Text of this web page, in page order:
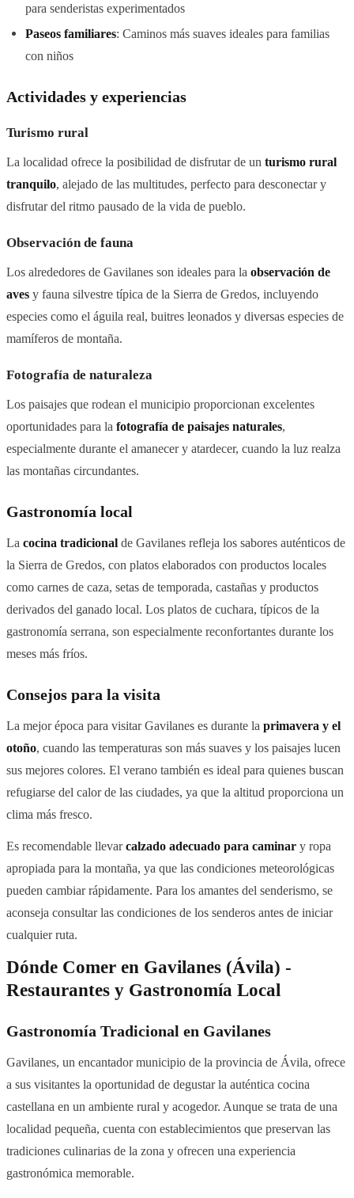
para senderistas experimentados
Paseos familiares: Caminos más suaves ideales para familias
con niños
Actividades y experiencias
Turismo rural
La localidad ofrece la posibilidad de disfrutar de un turismo rural
tranquilo, alejado de las multitudes, perfecto para desconectar y
disfrutar del ritmo pausado de la vida de pueblo.
Observación de fauna
Los alrededores de Gavilanes son ideales para la observación de
aves y fauna silvestre típica de la Sierra de Gredos, incluyendo
especies como el águila real, buitres leonados y diversas especies de
mamíferos de montaña.
Fotografía de naturaleza
Los paisajes que rodean el municipio proporcionan excelentes
oportunidades para la fotografía de paisajes naturales,
especialmente durante el amanecer y atardecer, cuando la luz realza
las montañas circundantes.
Gastronomía local
La cocina tradicional de Gavilanes refleja los sabores auténticos de
la Sierra de Gredos, con platos elaborados con productos locales
como carnes de caza, setas de temporada, castañas y productos
derivados del ganado local. Los platos de cuchara, típicos de la
gastronomía serrana, son especialmente reconfortantes durante los
meses más fríos.
Consejos para la visita
La mejor época para visitar Gavilanes es durante la primavera y el
otoño, cuando las temperaturas son más suaves y los paisajes lucen
sus mejores colores. El verano también es ideal para quienes buscan
refugiarse del calor de las ciudades, ya que la altitud proporciona un
clima más fresco.
Es recomendable llevarcalzado adecuado para caminar y ropa
apropiada para la montaña, ya que las condiciones meteorológicas
pueden cambiar rápidamente. Para los amantes del senderismo, se
aconseja consultar las condiciones de los senderos antes de iniciar
cualquier ruta.
Dónde Comer en Gavilanes (Ávila) -
Restaurantes y Gastronomía Local
Gastronomía Tradicional en Gavilanes
Gavilanes, un encantador municipio de la provincia de Ávila, ofrece
a sus visitantes la oportunidad de degustar la auténtica cocina
castellana en un ambiente rural y acogedor. Aunque se trata de una
localidad pequeña, cuenta con establecimientos que preservan las
tradiciones culinarias de la zona y ofrecen una experiencia
gastronómica memorable.